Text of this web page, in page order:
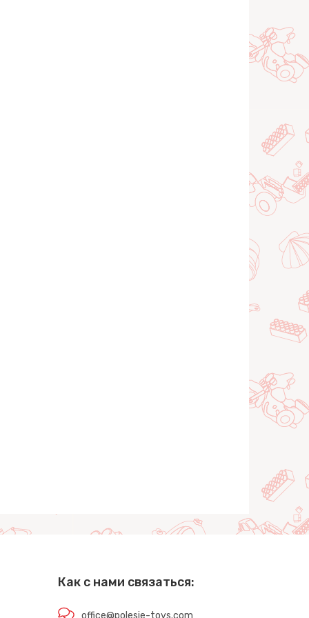
Как с нами связаться:
office@polesie-toys.com